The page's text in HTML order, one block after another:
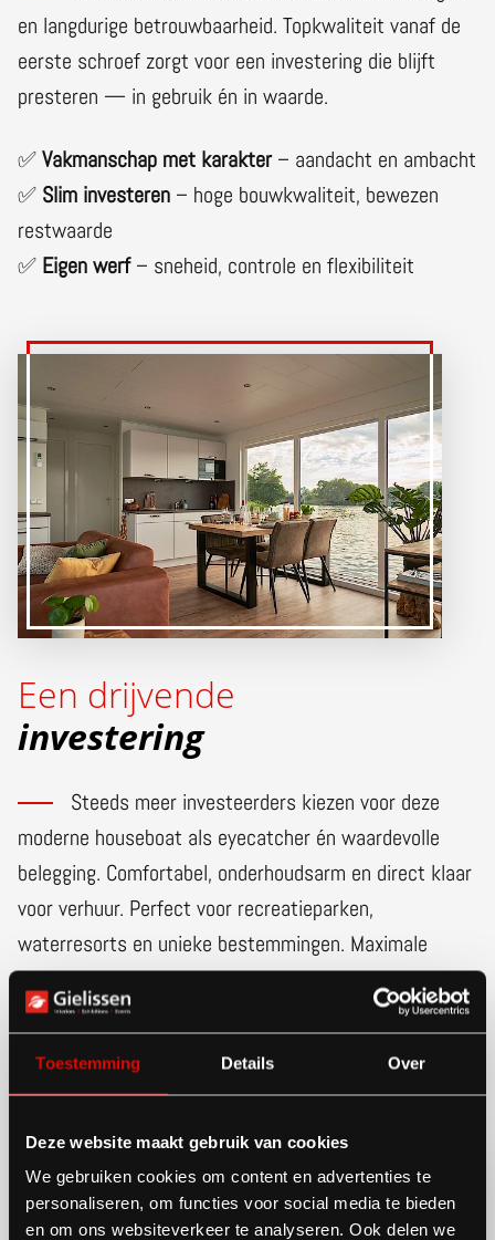
Toestemming Details Over
Deze website maakt gebruik van cookies
We gebruiken cookies om content en advertenties te
personaliseren, om functies voor social media te bieden
en om ons websiteverkeer te analyseren. Ook delen we
en langdurige betrouwbaarheid. Topkwaliteit vanaf de
eerste schroef zorgt voor een investering die blijft
presteren — in gebruik én in waarde.
✅Vakmanschap met karakter– aandacht en ambacht
✅ Slim investeren – hoge bouwkwaliteit, bewezen
restwaarde
✅ Eigen werf– sneheid, controle en flexibiliteit
Een drijvende
investering
Steeds meer investeerders kiezen voor deze
moderne houseboat als eyecatcher én waardevolle
belegging. Comfortabel, onderhoudsarm en direct klaar
voor verhuur. Perfect voor recreatieparken,
waterresorts en unieke bestemmingen. Maximale
bezetting, minimale zorgen.
MEER OVER INVESTEREN